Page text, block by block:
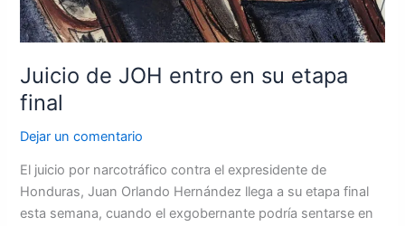
Juicio de JOH entro en su etapa
final
Dejar un comentario
El juicio por narcotráfico contra el expresidente de
Honduras, Juan Orlando Hernández llega a su etapa final
esta semana, cuando el exgobernante podría sentarse en